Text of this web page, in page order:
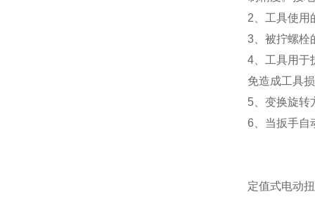
2、工具使用
3、被拧螺栓
4、工具用于
免造成工具
5、变换旋转
6、当扳手自
定值式电动